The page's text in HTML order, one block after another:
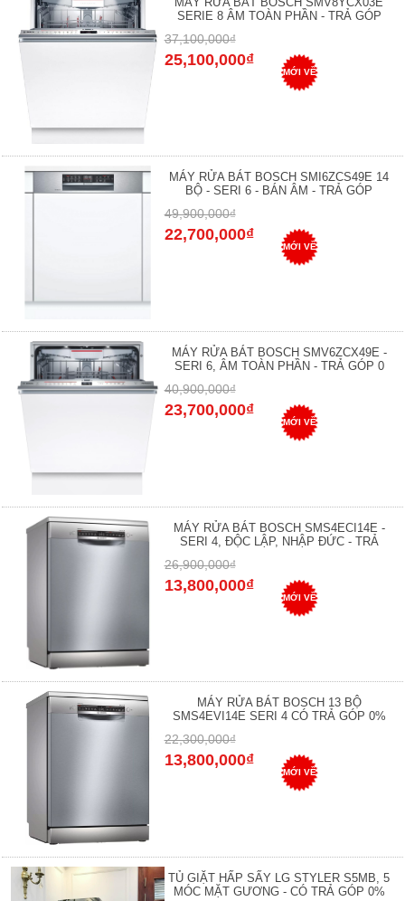
SERIE 8 ÂM TOÀN PHẦN - TRẢ GÓP
37,100,000₫
25,100,000₫
MỚI VỀ
MÁY RỬA BÁT BOSCH SMI6ZCS49E 14
BỘ - SERI 6 - BÁN ÂM - TRẢ GÓP
49,900,000₫
22,700,000₫
MỚI VỀ
MÁY RỬA BÁT BOSCH SMV6ZCX49E -
SERI 6, ÂM TOÀN PHẦN - TRẢ GÓP 0
40,900,000₫
23,700,000₫
MỚI VỀ
MÁY RỬA BÁT BOSCH SMS4ECI14E -
SERI 4, ĐỘC LẬP, NHẬP ĐỨC - TRẢ
26,900,000₫
13,800,000₫
MỚI VỀ
MÁY RỬA BÁT BOSCH 13 BỘ
SMS4EVI14E SERI 4 CÓ TRẢ GÓP 0%
22,300,000₫
13,800,000₫
MỚI VỀ
TỦ GIẶT HẤP SẤY LG STYLER S5MB, 5
MÓC MẶT GƯƠNG - CÓ TRẢ GÓP 0%